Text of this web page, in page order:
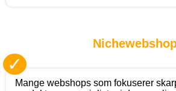
✓
Mange webshops som fokuserer